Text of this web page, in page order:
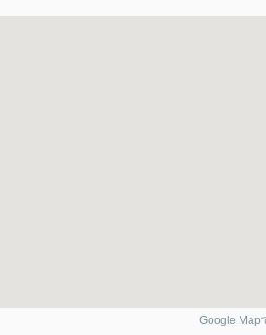
Google Map